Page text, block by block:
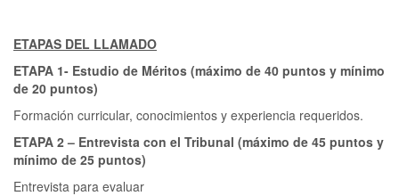
ETAPAS DEL LLAMADO
ETAPA 1- Estudio de Méritos (máximo de 40 puntos y mínimo
de 20 puntos)
Formación curricular, conocimientos y experiencia requeridos.
ETAPA 2 – Entrevista con el Tribunal (máximo de 45 puntos y
mínimo de 25 puntos)
Entrevista para evaluar